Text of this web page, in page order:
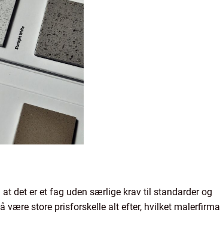
det er et fag uden særlige krav til standarder og
være store prisforskelle alt efter, hvilket malerfirma